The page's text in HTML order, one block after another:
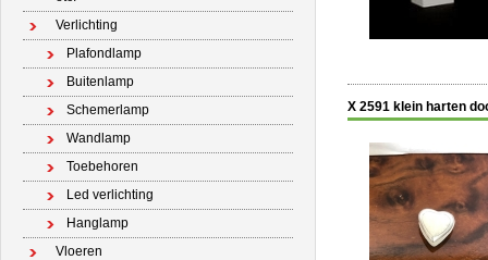
Verlichting
Plafondlamp
Buitenlamp
Schemerlamp
Wandlamp
Toebehoren
Led verlichting
Hanglamp
Vloeren
X 2591 klein harten